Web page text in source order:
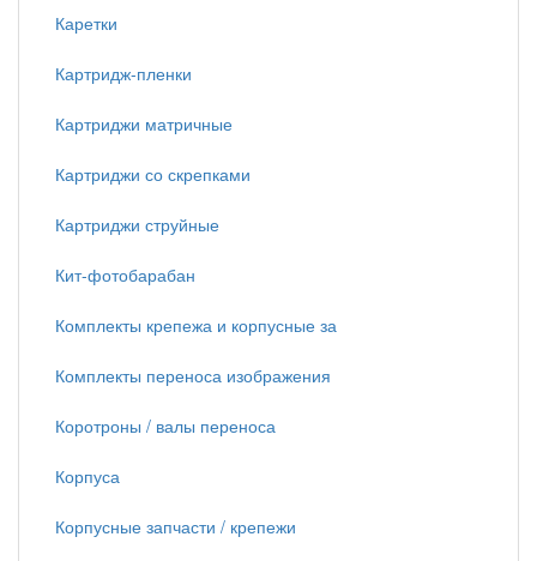
Каретки
Картридж-пленки
Картриджи матричные
Картриджи со скрепками
Картриджи струйные
Кит-фотобарабан
Комплекты крепежа и корпусные за
Комплекты переноса изображения
Коротроны / валы переноса
Корпуса
Корпусные запчасти / крепежи